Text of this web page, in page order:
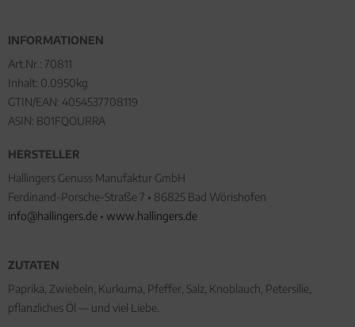
INFORMATIONEN
Art.Nr.: 70811
Inhalt: 0.0950kg
GTIN/EAN: 4054537708119
ASIN: B01FQOURRA
HERSTELLER
Hallingers Genuss Manufaktur GmbH
Ferdinand-Porsche-Straße 7 • 86825 Bad Wörishofen
info@hallingers.de • www.hallingers.de
ZUTATEN
Paprika, Zwiebeln, Kurkuma, Pfeffer, Salz, Knoblauch, Petersilie,
pflanzliches Öl — und viel Liebe.